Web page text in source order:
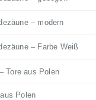
– modern
– Farbe Weiß
Tore aus Polen
Polen